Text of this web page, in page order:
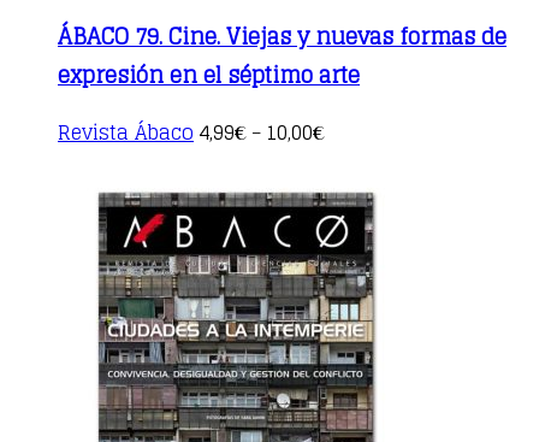
ÁBACO 79. Cine. Viejas y nuevas formas de
expresión en el séptimo arte
Revista Ábaco This
product
multiple
variants.
The
options
may
be
chosen
on
the
product
page
4,99€ – 10,00€